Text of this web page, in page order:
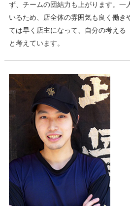
ず、チームの団結力も上がります。一
いるため、店全体の雰囲気も良く働き
ては早く店主になって、自分の考える
と考えています。